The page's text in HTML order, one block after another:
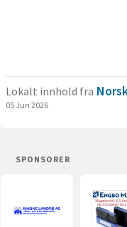
Lokalt innhold fra
05 Jun 2026
SPONSORER
Landrø
Engbo
(åpnes